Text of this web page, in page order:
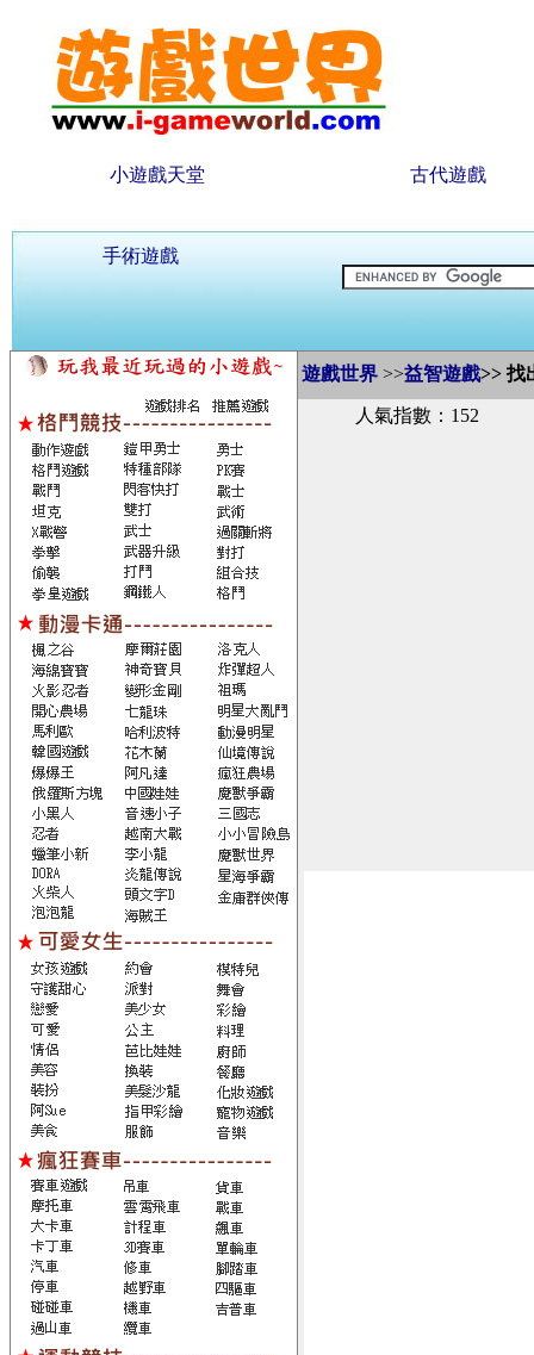
小遊戲天堂 古代遊戲
手術遊戲
遊戲世界 >>益智遊戲>> 找
人氣指數：152